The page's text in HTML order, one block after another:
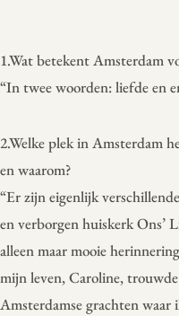
1.Wat betekent Amsterdam
“In twee woorden: liefde en
2.Welke plek in Amsterdam
en waarom?
“Er zijn eigenlijk
en verborgen huiskerk Ons’
alleen maar mooie
mijn leven, Caroline,
Amsterdamse grachten